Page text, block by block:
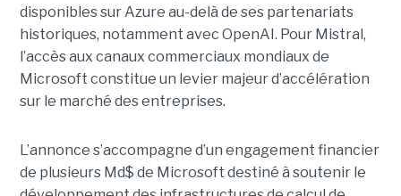
disponibles sur Azure au-delà de ses partenariats
historiques, notamment avec OpenAI. Pour Mistral,
l’accès aux canaux commerciaux mondiaux de
Microsoft constitue un levier majeur d’accélération
sur le marché des entreprises.
L’annonce s’accompagne d’un engagement financier
de plusieurs Md$ de Microsoft destiné à soutenir le